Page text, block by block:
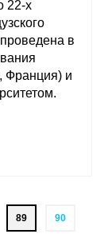
22-х
в
Франция) и
89 90